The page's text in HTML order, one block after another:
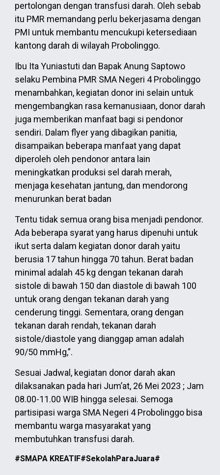
pertolongan dengan transfusi darah. Oleh sebab
itu PMR memandang perlu bekerjasama dengan
PMI untuk membantu mencukupi ketersediaan
kantong darah di wilayah Probolinggo.
Ibu Ita Yuniastuti dan Bapak Anung Saptowo
selaku Pembina PMR SMA Negeri 4 Probolinggo
menambahkan, kegiatan donor ini selain untuk
mengembangkan rasa kemanusiaan, donor darah
juga memberikan manfaat bagi si pendonor
sendiri. Dalam flyer yang dibagikan panitia,
disampaikan beberapa manfaat yang dapat
diperoleh oleh pendonor antara lain
meningkatkan produksi sel darah merah,
menjaga kesehatan jantung, dan mendorong
menurunkan berat badan
Tentu tidak semua orang bisa menjadi pendonor.
Ada beberapa syarat yang harus dipenuhi untuk
ikut serta dalam kegiatan donor darah yaitu
berusia 17 tahun hingga 70 tahun. Berat badan
minimal adalah 45 kg dengan tekanan darah
sistole di bawah 150 dan diastole di bawah 100
untuk orang dengan tekanan darah yang
cenderung tinggi. Sementara, orang dengan
tekanan darah rendah, tekanan darah
sistole/diastole yang dianggap aman adalah
90/50 mmHg,”.
Sesuai Jadwal, kegiatan donor darah akan
dilaksanakan pada hari Jum’at, 26 Mei 2023 ; Jam
08.00-11.00 WIB hingga selesai. Semoga
partisipasi warga SMA Negeri 4 Probolinggo bisa
membantu warga masyarakat yang
membutuhkan transfusi darah.
#SMAPA KREATIF#SekolahParaJuara#